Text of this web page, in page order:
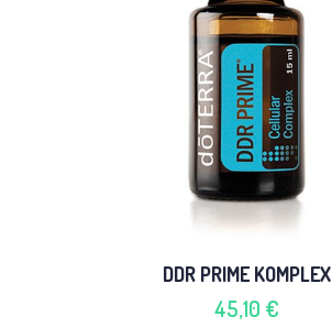
DDR PRIME KOMPLEX
45,10 €